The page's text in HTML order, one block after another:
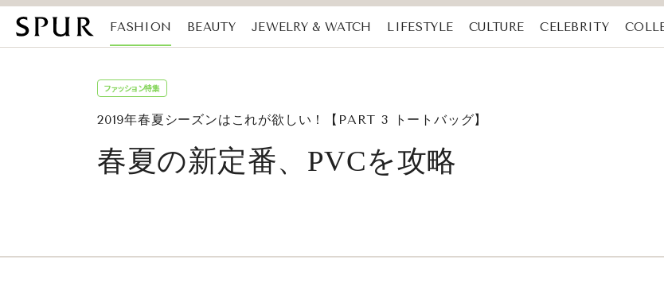
FASHION BEAUTY JEWELRY & WATCH LIFESTYLE CULTURE CELEBRITY
ファッション特集
2019年春夏シーズンはこれが欲しい！【PART 3 トートバッグ】
春夏の新定番、PVCを攻略